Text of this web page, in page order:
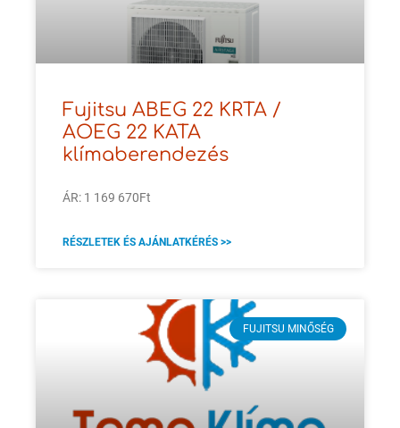
Fujitsu ABEG 22 KRTA /
AOEG 22 KATA
klímaberendezés
ÁR: 1 169 670Ft
RÉSZLETEK ÉS AJÁNLATKÉRÉS >>
FUJITSU MINŐSÉG